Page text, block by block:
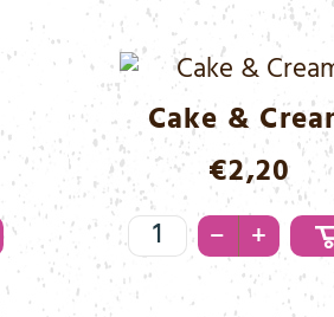
Cake &
€2,20
Cake
&
Cream
– +